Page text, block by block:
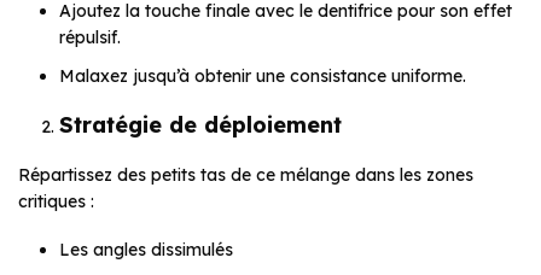
Ajoutez la touche finale avec le dentifrice pour son effet
répulsif.
Malaxez jusqu’à obtenir une consistance uniforme.
Stratégie de déploiement
Répartissez des petits tas de ce mélange dans les zones
critiques :
Les angles dissimulés